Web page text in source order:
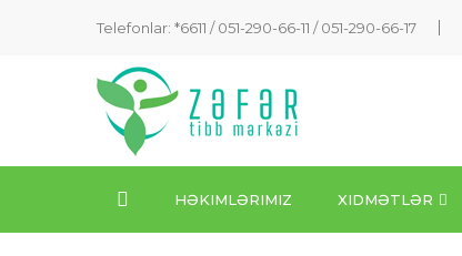
Telefonlar: *6611 /051-290-66-11 /051-290-66-17
HƏKIMLƏRIMIZ XIDMƏTLƏR